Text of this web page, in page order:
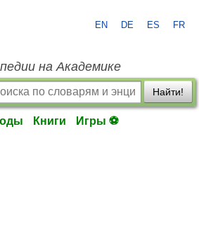
EN DE ES FR
на Академике
Найти!
Книги Игры ⚽